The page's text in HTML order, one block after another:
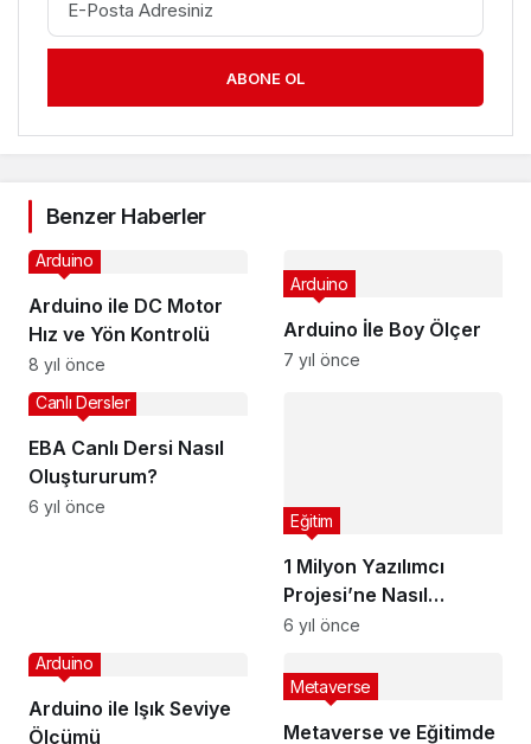
ABONE OL
Benzer Haberler
Arduino ile DC Motor
Hız ve Yön Kontrolü
Arduino
8 yıl önce
Arduino İle Boy Ölçer
Arduino
7 yıl önce
EBA Canlı Dersi Nasıl
Oluştururum?
Canlı Dersler
6 yıl önce
1 Milyon Yazılımcı
Projesi’ne Nasıl
Başvuru Yapılır?
Olacak?
Eğitim
6 yıl önce
Arduino ile Işık Seviye
Ölçümü
Arduino
Metaverse ve Eğitimde
Metaverse